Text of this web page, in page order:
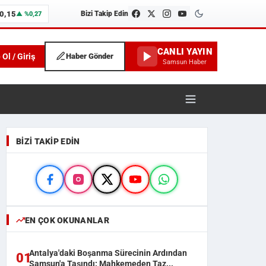
▲ %0,27 Bizi Takip Edin
Ol / Giriş Haber Gönder CANLI YAYIN
Samsun Haber
ve İlçe Haberleri
BIZI TAKIP EDIN
EN ÇOK OKUNANLAR
01Antalya'daki Boşanma Sürecinin Ardından
Samsun'a Taşındı: Mahkemeden Taz...